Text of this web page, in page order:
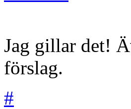
Jag gillar det!
förslag.
#